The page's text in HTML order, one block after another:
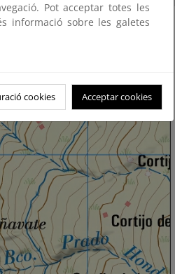
Pot acceptar totes les
informació sobre les galetes
cookies Acceptar cookies